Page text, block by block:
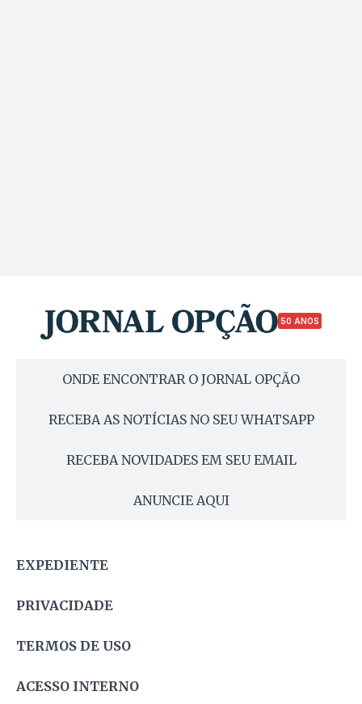
50 ANOS
ONDE ENCONTRAR O JORNAL OPÇÃO
RECEBA AS NOTÍCIAS NO SEU WHATSAPP
RECEBA NOVIDADES EM SEU EMAIL
ANUNCIE AQUI
EXPEDIENTE
PRIVACIDADE
TERMOS DE USO
ACESSO INTERNO